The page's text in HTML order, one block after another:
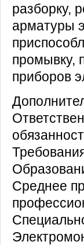
разборку,
арматуры
промывку,
приборов
Среднее